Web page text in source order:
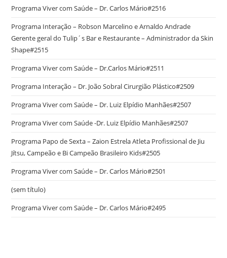
Programa Viver com Saúde – Dr. Carlos Mário#2516
Programa Interação – Robson Marcelino e Arnaldo Andrade
Gerente geral do Tulip´s Bar e Restaurante – Administrador da Skin
Shape#2515
Programa Viver com Saúde – Dr.Carlos Mário#2511
Programa Interação – Dr. João Sobral Cirurgião Plástico#2509
Programa Viver com Saúde – Dr. Luiz Elpídio Manhães#2507
Programa Viver com Saúde -Dr. Luiz Elpídio Manhães#2507
Programa Papo de Sexta – Zaion Estrela Atleta Profissional de Jiu
Jítsu, Campeão e Bi Campeão Brasileiro Kids#2505
Programa Viver com Saúde – Dr. Carlos Mário#2501
(sem título)
Programa Viver com Saúde – Dr. Carlos Mário#2495